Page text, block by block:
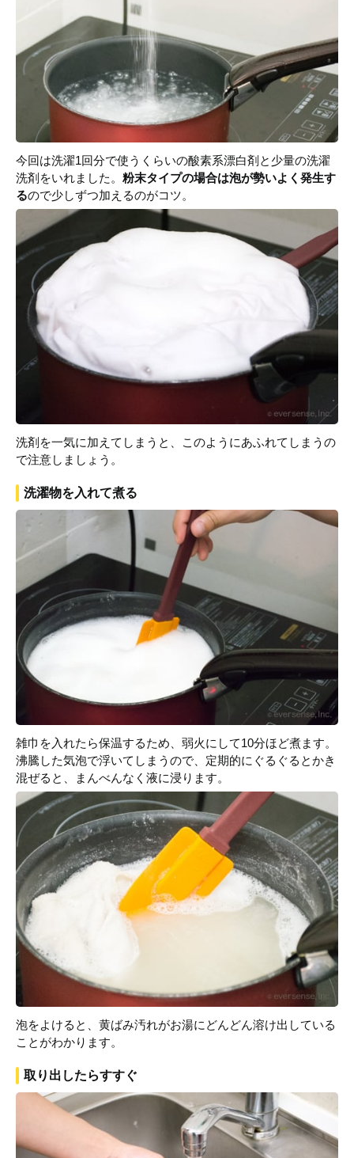
今回は洗濯1回分で使うくらいの酸素系漂白剤と少量の洗濯
洗剤をいれました。 粉末タイプの場合は泡が勢いよく発生す
るので少しずつ加えるのがコツ。
洗剤を一気に加えてしまうと、このようにあふれてしまうの
で注意しましょう。
洗濯物を入れて煮る
雑巾を入れたら保温するため、弱火にして10分ほど煮ます。
沸騰した気泡で浮いてしまうので、定期的にぐるぐるとかき
混ぜると、まんべんなく液に浸ります。
泡をよけると、黄ばみ汚れがお湯にどんどん溶け出している
ことがわかります。
取り出したらすすぐ